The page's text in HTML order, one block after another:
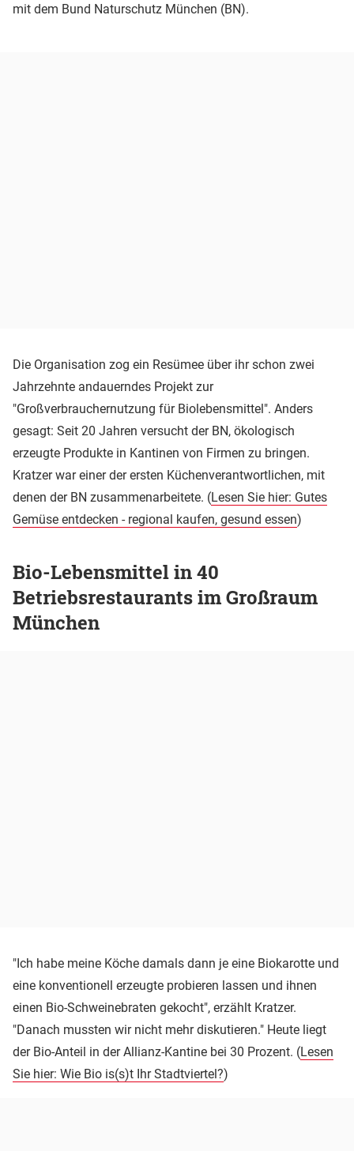
mit dem Bund Naturschutz München (BN).
Die Organisation zog ein Resümee über ihr schon zwei
Jahrzehnte andauerndes Projekt zur
"Großverbrauchernutzung für Biolebensmittel". Anders
gesagt: Seit 20 Jahren versucht der BN, ökologisch
erzeugte Produkte in Kantinen von Firmen zu bringen.
Kratzer war einer der ersten Küchenverantwortlichen, mit
denen der BN zusammenarbeitete. (Lesen Sie hier: Gutes
Gemüse entdecken - regional kaufen, gesund essen)
Bio-Lebensmittel in 40
Betriebsrestaurants im Großraum
München
"Ich habe meine Köche damals dann je eine Biokarotte und
eine konventionell erzeugte probieren lassen und ihnen
einen Bio-Schweinebraten gekocht", erzählt Kratzer.
"Danach mussten wir nicht mehr diskutieren." Heute liegt
der Bio-Anteil in der Allianz-Kantine bei 30 Prozent. (Lesen
Sie hier: Wie Bio is(s)t Ihr Stadtviertel?)